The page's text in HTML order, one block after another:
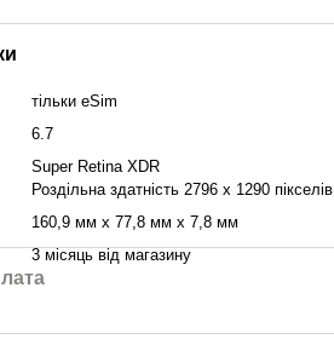
тільки eSim
6.7
Super Retina XDR
Роздільна здатність 2796 x 1290 пікселів
160,9 мм х 77,8 мм х 7,8 мм
3 місяць від магазину